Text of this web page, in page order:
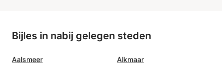
Ik
op
Bijles in nabij gelegen steden
Aalsmeer Alkmaar